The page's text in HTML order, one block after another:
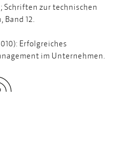
Schriften zur technischen
12.
Erfolgreiches
im Unternehmen.